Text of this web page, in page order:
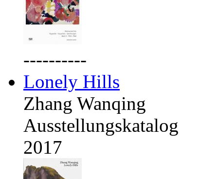
----------
Lonely Hills
Zhang Wanqing
Ausstellungskatalog
2017